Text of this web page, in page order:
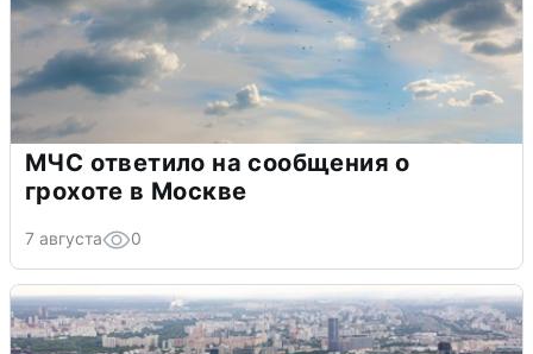
МЧС ответило на сообщения о
грохоте в Москве
7 августа 0